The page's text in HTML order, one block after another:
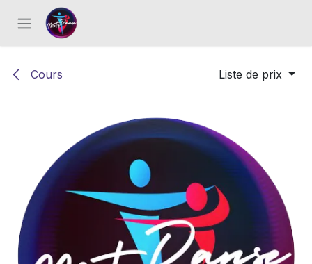
Se rendre au contenu
Cours Liste de prix